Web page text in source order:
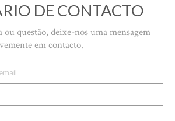
DE CONTACTO
questão, deixe-nos uma mensagem
em contacto.